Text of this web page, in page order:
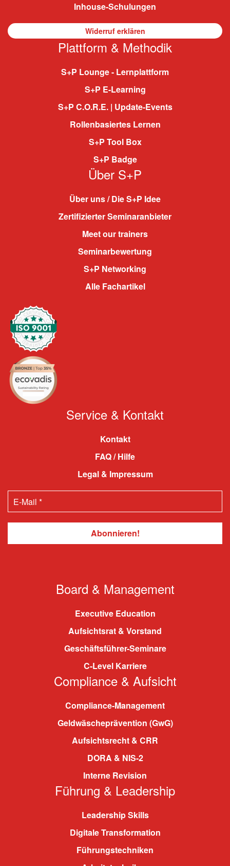
Inhouse-Schulungen
Widerruf erklären
Plattform & Methodik
S+P Lounge - Lernplattform
S+P E-Learning
S+P C.O.R.E. | Update-Events
Rollenbasiertes Lernen
S+P Tool Box
S+P Badge
Über S+P
Über uns / Die S+P Idee
Zertifizierter Seminaranbieter
Meet our trainers
Seminarbewertung
S+P Networking
Alle Fachartikel
Service & Kontakt
Kontakt
FAQ / Hilfe
Legal & Impressum
Board & Management
Executive Education
Aufsichtsrat & Vorstand
Geschäftsführer-Seminare
C-Level Karriere
Compliance & Aufsicht
Compliance-Management
Geldwäscheprävention (GwG)
Aufsichtsrecht & CRR
DORA & NIS-2
Interne Revision
Führung & Leadership
Leadership Skills
Digitale Transformation
Führungstechniken